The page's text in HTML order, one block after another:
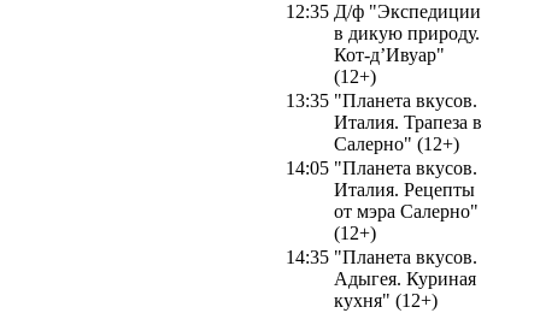
12:35 Д/ф "Экспедиции
в дикую природу.
Кот-д’Ивуар"
(12+)
13:35 "Планета вкусов.
Италия. Трапеза в
Салерно" (12+)
14:05 "Планета вкусов.
Италия. Рецепты
от мэра Салерно"
(12+)
14:35 "Планета вкусов.
Адыгея. Куриная
кухня" (12+)